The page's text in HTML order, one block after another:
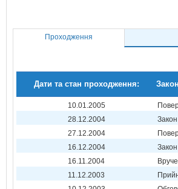
Проходження
Дати та стан проходження:
10.01.2005
28.12.2004
27.12.2004
16.12.2004
16.11.2004
11.12.2003